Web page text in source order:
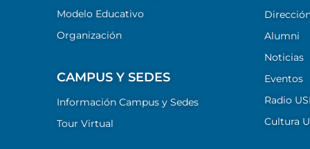
Modelo Educativo
Organización
CAMPUS Y SEDES
Información Campus y Sedes
Tour Virtual
Alumni
Noticias
Eventos
Radio
Cultura